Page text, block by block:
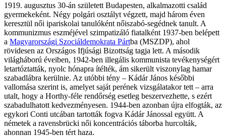
1919. augusztus 30-án született Budapesten, alkalmazotti család
gyermekeként. Négy polgári osztályt végzett, majd három éven
keresztül női ipariskolai tanulóként nőiszabó-segédnek tanult. A
kommunizmus eszméjével szimpatizáló fiatalként 1937-ben belépett
a Magyarországi Szociáldemokrata Pártba (MSZDP), ahol
rövidesen az Országos Ifjúsági Bizottság tagja lett. A második
világháború éveiben, 1942-ben illegális kommunista tevékenységért
letartóztatták, nyolc hónapra ítélték, ám sikerült viszonylag hamar
szabadlábra kerülnie. Az utóbbi tény – Kádár János későbbi
vallomása szerint is, amelyet saját perének vizsgálatakor tett – arra
utalt, hogy a Horthy-féle rendőrség esetleg beszervezhette, s ezért
szabadulhatott kedvezményesen. 1944-ben azonban újra elfogták, az
egykori Conti utcában tartották fogva Kádár Jánossal együtt. A
németek a ravensbrücki női koncentrációs táborba hurcolták,
ahonnan 1945-ben tért haza.